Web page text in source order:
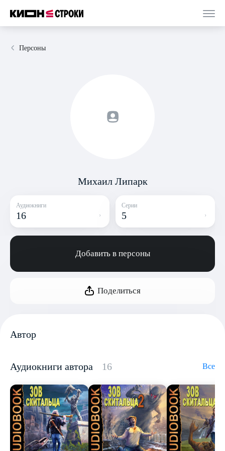
Персоны
Михаил Липарк
Аудиокниги
16
Серии
5
Добавить в персоны
Поделиться
Автор
Аудиокниги автора 16 Все